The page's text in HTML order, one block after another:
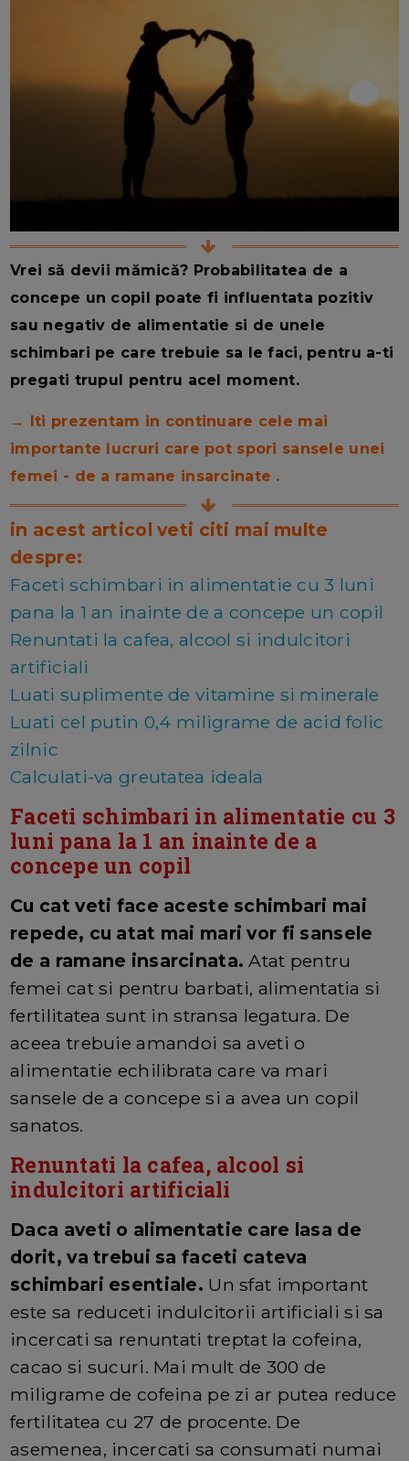
Vrei să devii mămică? Probabilitatea de a
concepe un copil poate fi influentata pozitiv
sau negativ de alimentatie si de unele
schimbari pe care trebuie sa le faci, pentru a-ti
pregati trupul pentru acel moment.
→ Iti prezentam in continuare cele mai
importante lucruri care pot spori sansele unei
femei - de a ramane insarcinate .
in acest articol veti citi mai multe
despre:
Faceti schimbari in alimentatie cu 3 luni
pana la 1 an inainte de a concepe un copil
Renuntati la cafea, alcool si indulcitori
artificiali
Luati suplimente de vitamine si minerale
Luati cel putin 0,4 miligrame de acid folic
zilnic
Calculati-va greutatea ideala
Faceti schimbari in alimentatie cu 3
luni pana la 1 an inainte de a
concepe un copil
Cu cat veti face aceste schimbari mai
repede, cu atat mai mari vor fi sansele
de a ramane insarcinata. Atat pentru
femei cat si pentru barbati, alimentatia si
fertilitatea sunt in stransa legatura. De
aceea trebuie amandoi sa aveti o
alimentatie echilibrata care va mari
sansele de a concepe si a avea un copil
sanatos.
Renuntati la cafea, alcool si
indulcitori artificiali
Daca aveti o alimentatie care lasa de
dorit, va trebui sa faceti cateva
schimbari esentiale. Un sfat important
este sa reduceti indulcitorii artificiali si sa
incercati sa renuntati treptat la cofeina,
cacao si sucuri. Mai mult de 300 de
miligrame de cofeina pe zi ar putea reduce
fertilitatea cu 27 de procente. De
asemenea, incercati sa consumati numai